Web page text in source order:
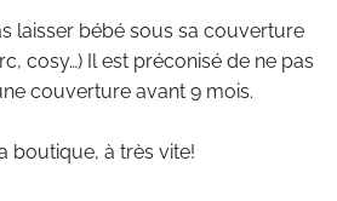
laisser bébé sous sa couverture
cosy…) Il est préconisé de ne pas
couverture avant 9 mois.
boutique, à très vite!